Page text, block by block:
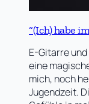
“(Ich) habe
E-Gitarre
eine
mich, noch
Jugendzeit.